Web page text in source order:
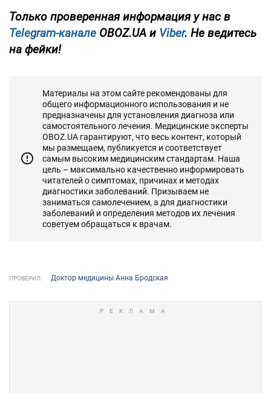
Только проверенная информация у нас в
Telegram-канале OBOZ.UA и Viber. Не ведитесь
на фейки!
Материалы на этом сайте рекомендованы для
общего информационного использования и не
предназначены для установления диагноза или
самостоятельного лечения. Медицинские эксперты
OBOZ.UA гарантируют, что весь контент, который
мы размещаем, публикуется и соответствует
самым высоким медицинским стандартам. Наша
цель – максимально качественно информировать
читателей о симптомах, причинах и методах
диагностики заболеваний. Призываем не
заниматься самолечением, а для диагностики
заболеваний и определения методов их лечения
советуем обращаться к врачам.
ПРОВЕРИЛ: Доктор медицины Анна Бродская